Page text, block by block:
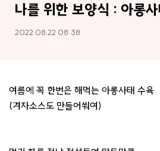
나를 위한 보양식 : 아롱
2022.08.22 08:38
여름에 꼭 한번은 해먹는 아롱사태 수육
(겨자소스도 만들어쒀여)